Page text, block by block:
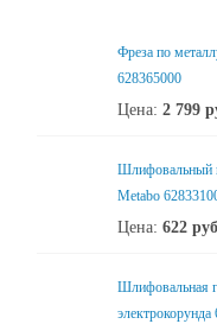
Фреза по
628365000
Цена: 2 799
Шлифовальный
Metabo
Цена: 622
Шлифовальная